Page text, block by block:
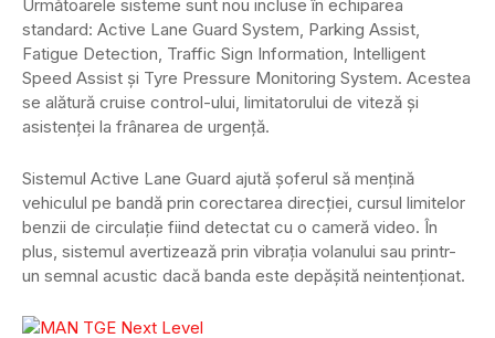
Următoarele sisteme sunt nou incluse în echiparea
standard: Active Lane Guard System, Parking Assist,
Fatigue Detection, Traffic Sign Information, Intelligent
Speed Assist și Tyre Pressure Monitoring System. Acestea
se alătură cruise control-ului, limitatorului de viteză și
asistenței la frânarea de urgență.
Sistemul Active Lane Guard ajută șoferul să mențină
vehiculul pe bandă prin corectarea direcției, cursul limitelor
benzii de circulație fiind detectat cu o cameră video. În
plus, sistemul avertizează prin vibrația volanului sau printr-
un semnal acustic dacă banda este depășită neintenționat.